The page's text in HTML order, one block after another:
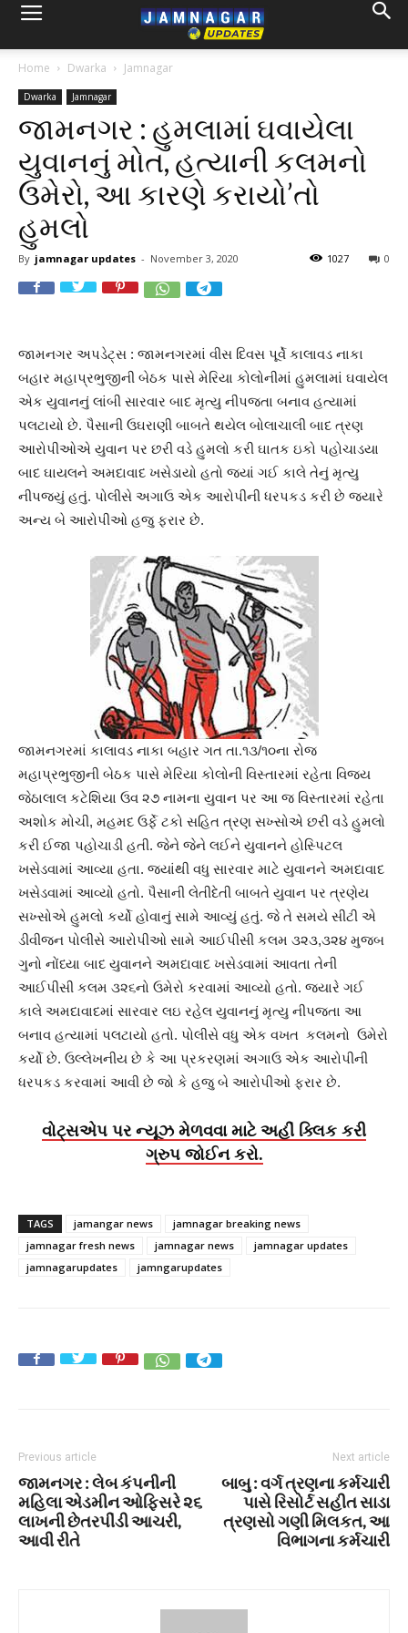
Home Dwarka Jamnagar
Dwarka Jamnagar
જામનગર : હુમલામાં ઘવાયેલા
યુવાનનું મોત, હત્યાની કલમનો
ઉમેરો, આ કારણે કરાયો’તો
હુમલો
By jamnagar updates - November 3, 2020 0
1027
જામનગર અપડેટ્સ : જામનગરમાં વીસ દિવસ પૂર્વે કાલાવડ નાકા
બહાર મહાપ્રભુજીની બેઠક પાસે મેરિયા કોલોનીમાં હુમલામાં ઘવાયેલ
એક યુવાનનું લાંબી સારવાર બાદ મૃત્યુ નીપજતા બનાવ હત્યામાં
પલટાયો છે. પૈસાની ઉઘરાણી બાબતે થયેલ બોલાચાલી બાદ ત્રણ
આરોપીઓએ યુવાન પર છરી વડે હુમલો કરી ઘાતક ઇકો પહોચાડયા
બાદ ઘાયલને અમદાવાદ ખસેડાયો હતો જ્યાં ગઈ કાલે તેનું મૃત્યુ
નીપજયું હતું. પોલીસે અગાઉ એક આરોપીની ધરપકડ કરી છે જયારે
અન્ય બે આરોપીઓ હજુ ફરાર છે.
જામનગરમાં કાલાવડ નાકા બહાર ગત તા.૧૩/૧૦ના રોજ
મહાપ્રભુજીની બેઠક પાસે મેરિયા કોલોની વિસ્તારમાં રહેતા વિજય
જેઠાલાલ કટેશિયા ઉવ ૨૭ નામના યુવાન પર આ જ વિસ્તારમાં રહેતા
અશોક મોચી, મહમદ ઉર્ફે ટકો સહિત ત્રણ સખ્સોએ છરી વડે હુમલો
કરી ઈજા પહોચાડી હતી. જેને જેને લઈને યુવાનને હોસ્પિટલ
ખસેડવામાં આવ્યા હતા. જ્યાંથી વધુ સારવાર માટે યુવાનને અમદાવાદ
ખસેડવામાં આવ્યો હતો. પૈસાની લેતીદેતી બાબતે યુવાન પર ત્રણેય
સખ્સોએ હુમલો કર્યો હોવાનું સામે આવ્યું હતું. જે તે સમયે સીટી એ
ડીવીજન પોલીસે આરોપીઓ સામે આઈપીસી કલમ ૩૨૩,૩૨૪ મુજબ
ગુનો નોંધ્યા બાદ યુવાનને અમદાવાદ ખસેડવામાં આવતા તેની
આઈપીસી કલમ ૩૨૬નો ઉમેરો કરવામાં આવ્યો હતો. જયારે ગઈ
કાલે અમદાવાદમાં સારવાર લઇ રહેલ યુવાનનું મૃત્યુ નીપજતા આ
બનાવ હત્યામાં પલટાયો હતો. પોલીસે વધુ એક વખત કલમનો ઉમેરો
કર્યો છે. ઉલ્લેખનીય છે કે આ પ્રકરણમાં અગાઉ એક આરોપીની
ધરપકડ કરવામાં આવી છે જો કે હજુ બે આરોપીઓ ફરાર છે.
વોટ્સએપ પર ન્યૂઝ મેળવવા માટે અહીં ક્લિક કરી
ગ્રુપ જોઈન કરો.
TAGS jamangar news
jamnagar breaking news
jamnagar fresh news
jamnagar news
jamnagar updates
jamnagarupdates
jamngarupdates
Previous article
જામનગર : લેબ કંપનીની
મહિલા એડમીન ઓફિસરે ૨૬
લાખની છેતરપીંડી આચરી,
આવી રીતે
Next article
બાબુ : વર્ગ ત્રણના કર્મચારી
પાસે રિસોર્ટ સહીત સાડા
ત્રણસો ગણી મિલકત, આ
વિભાગના કર્મચારી